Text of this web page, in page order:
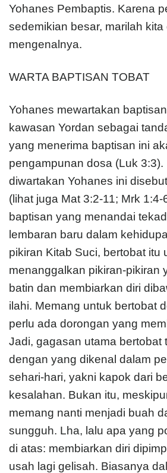
Yohanes Pembaptis. Karena
sedemikian besar, marilah kita
mengenalnya.
WARTA BAPTISAN TOBAT
Yohanes mewartakan
kawasan Yordan sebagai
yang menerima baptisan ini
pengampunan dosa (Luk
diwartakan Yohanes ini
(lihat juga Mat 3:2-11; Mrk 1:4-
baptisan yang menandai
lembaran baru dalam
pikiran Kitab Suci, bertobat itu
menanggalkan pikiran-pikiran
batin dan membiarkan diri
ilahi. Memang untuk bertobat
perlu ada dorongan yang
Jadi, gagasan utama bertobat
dengan yang dikenal dalam
sehari-hari, yakni kapok dari
kesalahan. Bukan itu,
memang nanti menjadi buah
sungguh. Lha, lalu apa yang
di atas: membiarkan diri
usah lagi gelisah. Biasanya